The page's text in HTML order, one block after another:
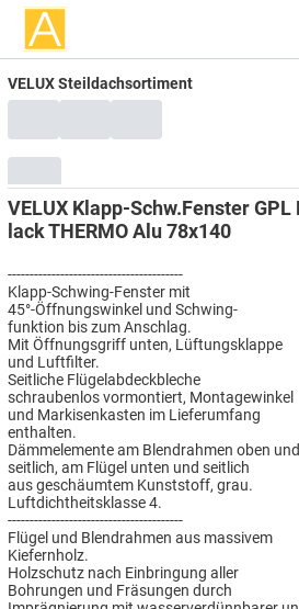
VELUX Steildachsortiment
VELUX Klapp-Schw.Fenster
lack THERMO Alu 78x140
----------------------------------------
Klapp-Schwing-Fenster mit
45°-Öffnungswinkel und Schwing-
funktion bis zum Anschlag.
Mit Öffnungsgriff unten, Lüftungsklappe
und Luftfilter.
Seitliche Flügelabdeckbleche
schraubenlos vormontiert, Montagewinkel
und Markisenkasten im Lieferumfang
enthalten.
Dämmelemente am Blendrahmen oben und
seitlich, am Flügel unten und seitlich
aus geschäumtem Kunststoff, grau.
Luftdichtheitsklasse 4.
----------------------------------------
Flügel und Blendrahmen aus massivem
Kiefernholz.
Holzschutz nach Einbringung aller
Bohrungen und Fräsungen durch